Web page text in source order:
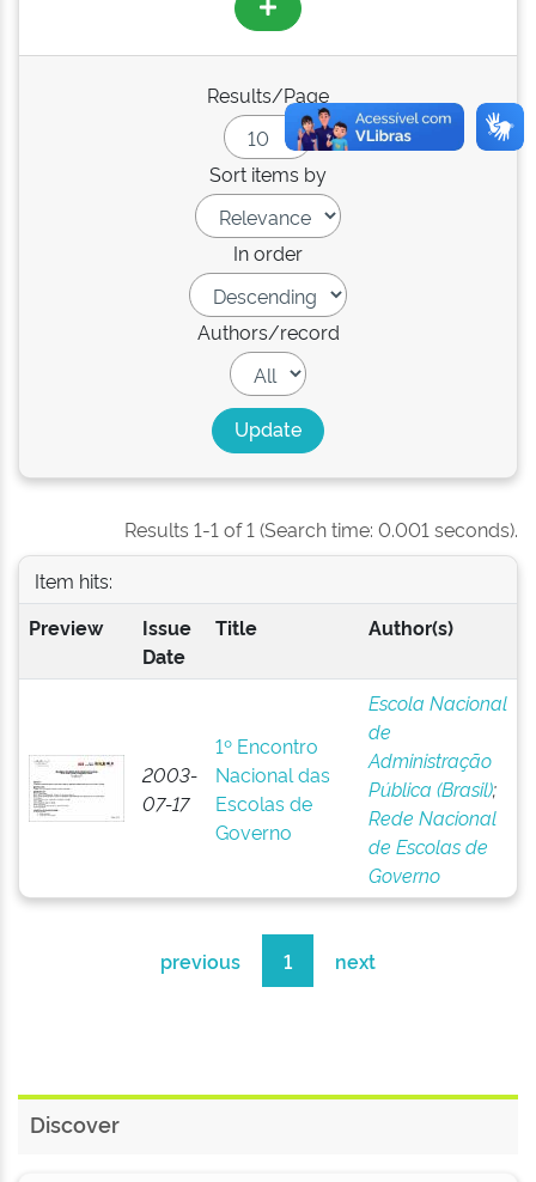
Results/Page
Sort items by
In order
Authors/record
Results 1-1 of 1 (Search time: 0.001 seconds).
Item hits:
Preview
Issue
Date
Title Author(s)
2003-
07-17
1º Encontro
Nacional das
Escolas de
Governo
Escola Nacional
de
Administração
Pública (Brasil);
Rede Nacional
de Escolas de
Governo
previous 1 next
Discover